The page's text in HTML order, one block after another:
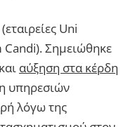
(εταιρείες Uni
Σημειώθηκε
αύξηση στα κέρδη
υπηρεσιών
λόγω της